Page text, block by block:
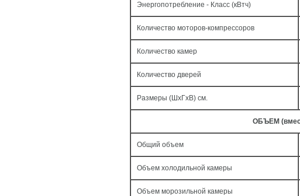
Энергопотребление - Класс (кВтч)
Количество моторов-компрессоров
Количество камер
Количество дверей
Размеры (ШxГxВ) см.
ОБЪЕМ
Общий объем
Объем холодильной камеры
Объем морозильной камеры